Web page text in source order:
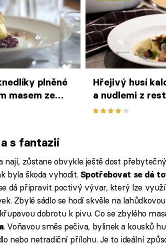
plněné
masem ze
U Jiskrů
Hřejivý husí
a nudlemi z
s fantazií
nají, zůstane obvykle ještě dost
byla škoda vyhodit. Spotřebovat se dá
dá připravit poctivý vývar, který lze
Zbylé sádlo se hodí skvěle na
dobrotu k pivu. Co se zbylého
. Voňavou směs pečiva, bylinek a kousků
nebo netradiční přílohu. Je to ideální